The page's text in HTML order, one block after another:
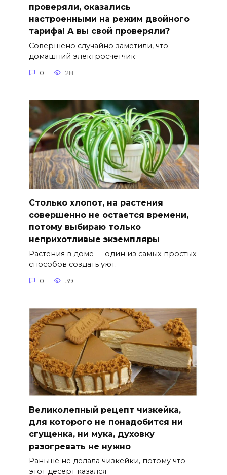
проверяли, оказались
настроенными на режим двойного
тарифа! А вы свой проверяли?
Совершено случайно заметили, что
домашний электросчетчик
0 28
Столько хлопот, на растения
совершенно не остается времени,
потому выбираю только
неприхотливые экземпляры
Растения в доме — один из самых простых
способов создать уют.
0 39
Великолепный рецепт чизкейка,
для которого не понадобится ни
сгущенка, ни мука, духовку
разогревать не нужно
Раньше не делала чизкейки, потому что
этот десерт казался